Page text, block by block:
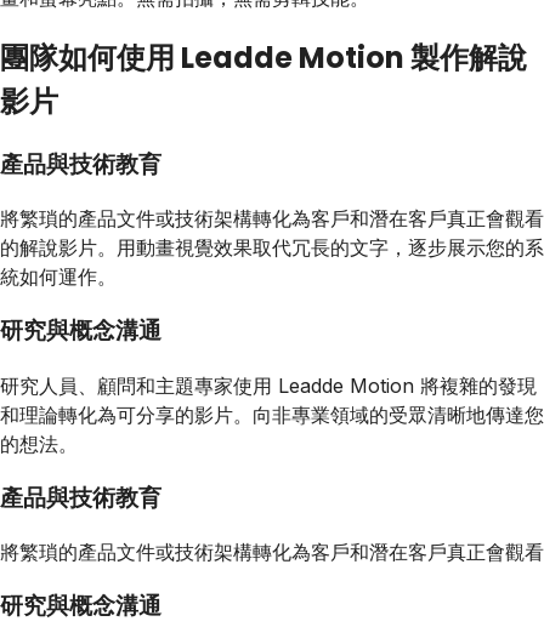
團隊如何使用 Leadde Motion 製作解說
影片
產品與技術教育
將繁瑣的產品文件或技術架構轉化為客戶和潛在客戶真正會觀看
的解說影片。用動畫視覺效果取代冗長的文字，逐步展示您的系
統如何運作。
研究與概念溝通
研究人員、顧問和主題專家使用 Leadde Motion 將複雜的發現
和理論轉化為可分享的影片。向非專業領域的受眾清晰地傳達您
的想法。
產品與技術教育
將繁瑣的產品文件或技術架構轉化為客戶和潛在客戶真正會觀
研究與概念溝通